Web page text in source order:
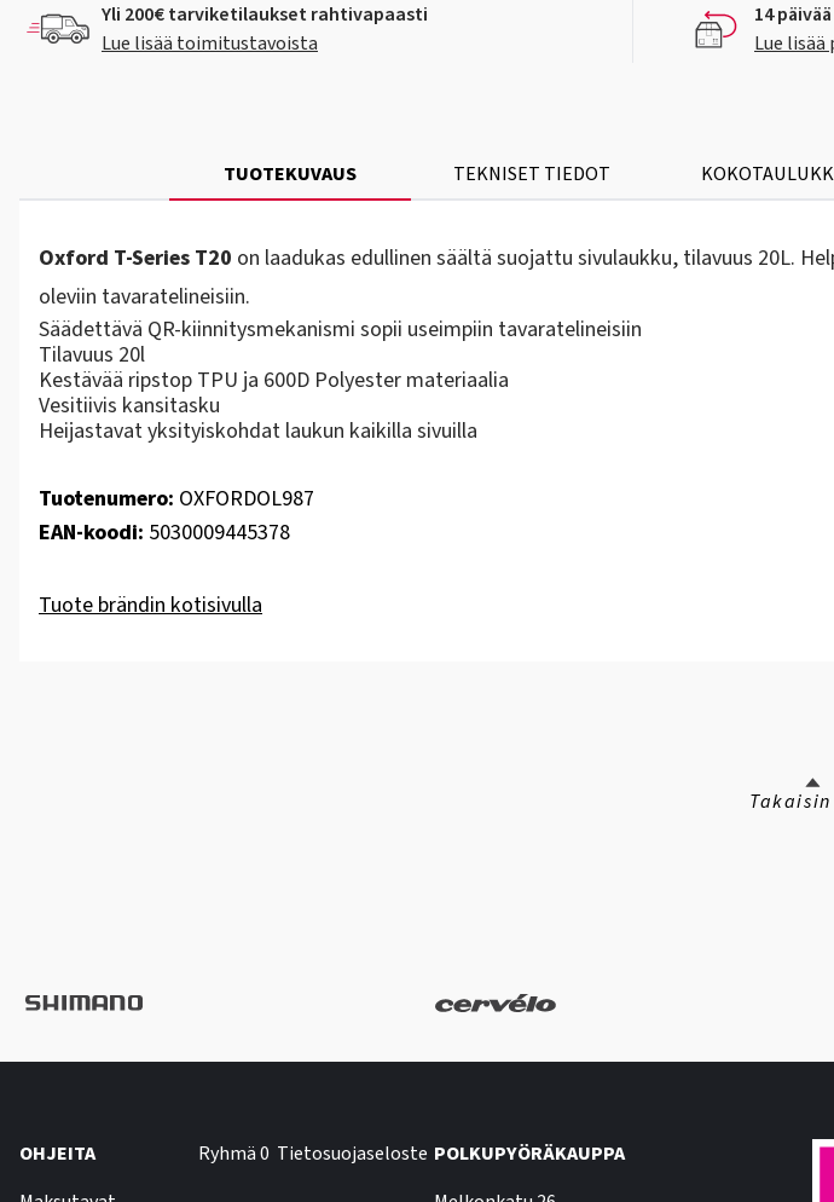
Yli 200€ tarviketilaukset rahtivapaasti
Lue lisää toimitustavoista
14
Lue
TUOTEKUVAUS TEKNISET TIEDOT
Oxford T-Series T20 on laadukas edullinen säältä suojattu sivulaukku, tilavuus 20L.
oleviin tavaratelineisiin.
Säädettävä QR-kiinnitysmekanismi sopii useimpiin tavaratelineisiin
Tilavuus 20l
Kestävää ripstop TPU ja 600D Polyester materiaalia
Vesitiivis kansitasku
Heijastavat yksityiskohdat laukun kaikilla sivuilla
Tuotenumero: OXFORDOL987
EAN-koodi: 5030009445378
Tuote brändin kotisivulla
OHJEITA
Ryhmä 0 Tietosuojaseloste POLKUPYÖRÄKAUPPA